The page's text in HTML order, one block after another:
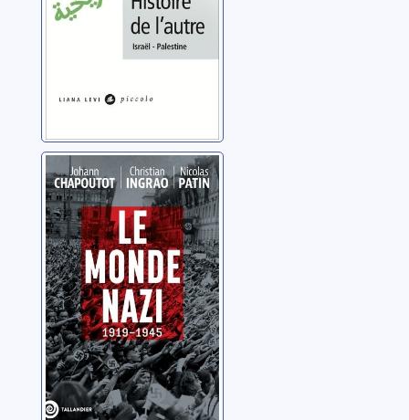
Le monde nazi:
1919-1945
Chapoutot, Johann